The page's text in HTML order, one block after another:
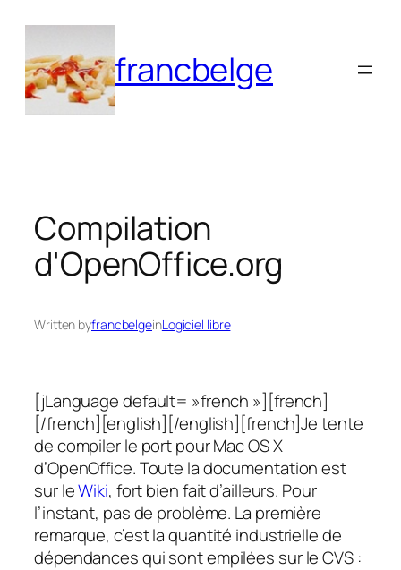
contenu
francbelge
Compilation
d'OpenOffice.org
Written byfrancbelgeinLogiciel libre
[jLanguage default= »french »][french]
[/french][english][/english][french]Je tente
de compiler le port pour Mac OS X
d’OpenOffice. Toute la documentation est
sur leWiki, fort bien fait d’ailleurs. Pour
l’instant, pas de problème. La première
remarque, c’est la quantité industrielle de
dépendances qui sont empilées sur le CVS :